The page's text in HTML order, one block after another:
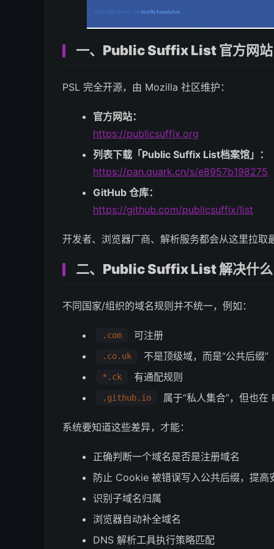
一、Public Suffix List 官方网站
PSL 完全开源，由 Mozilla 社区维护：
官方网站：
https://publicsuffix.org
列表下载「Public Suffix List档案馆」：
https://pan.quark.cn/s/e8957b198275
GitHub 仓库：
https://github.com/publicsuffix/list
开发者、浏览器厂商、解析服务都会从这里拉取
二、Public Suffix List 解决什
不同国家/组织的域名规则并不统一，例如：
.com 可注册
.co.uk 不是顶级域，而是“公共后缀”
*.ck 有通配规则
.github.io 属于“私人集合”，但也
系统要知道这些差异，才能：
正确判断一个域名是否是注册域名
防止 Cookie 被错误写入公共后缀，提高
识别子域名归属
浏览器自动补全域名
DNS 解析工具执行策略匹配